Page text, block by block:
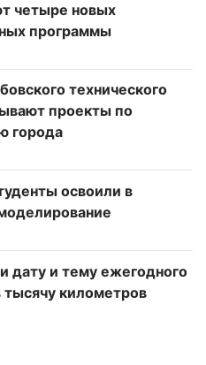
четыре новых
программы
технического
проекты по
города
освоили в
дату и тему ежегодного
тысячу километров